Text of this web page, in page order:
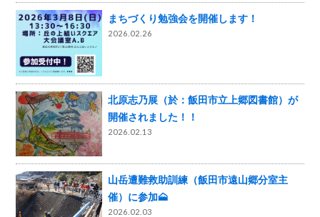
まちづくり勉強会を開催します！
2026.02.26
北原志乃展（於：飯田市立上郷図書館）が
開催されました！！
2026.02.13
山岳遭難救助訓練（飯田市遠山郷分室主
催）に参加🗻
2026.02.03